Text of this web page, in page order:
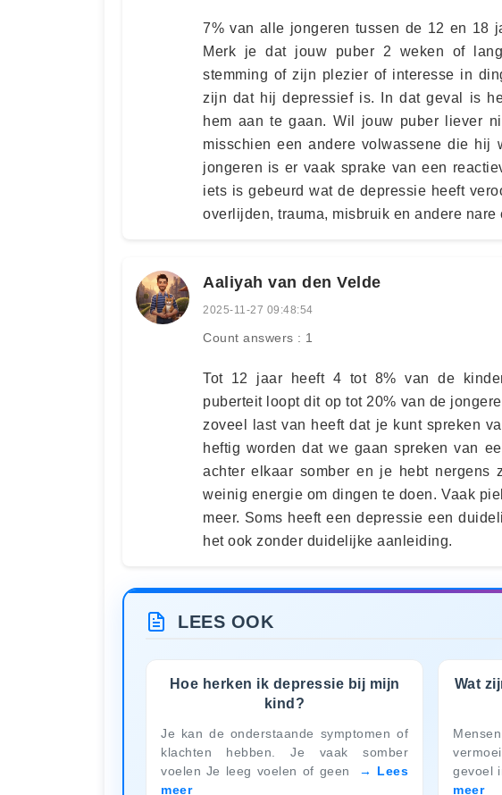
7% van alle jongeren tussen de 12 en 18
Merk je dat jouw puber 2 weken of
stemming of zijn plezier of interesse in
zijn dat hij depressief is. In dat geval is
hem aan te gaan. Wil jouw puber liever
misschien een andere volwassene die hij
jongeren is er vaak sprake van een
iets is gebeurd wat de depressie heeft
overlijden, trauma, misbruik en andere nare
Aaliyah van den Velde
2025-11-27 09:48:54
Count answers : 1
Tot 12 jaar heeft 4 tot 8% van de
puberteit loopt dit op tot 20% van de
zoveel last van heeft dat je kunt spreken
heftig worden dat we gaan spreken van
achter elkaar somber en je hebt
weinig energie om dingen te doen. Vaak
meer. Soms heeft een depressie een
het ook zonder duidelijke aanleiding.
LEES OOK
Hoe herken ik depressie bij mijn
kind?
Je kan de onderstaande symptomen of
klachten hebben. Je vaak somber
voelen Je leeg voelen of geen
Lees
meer
Wat
gevoel
meer